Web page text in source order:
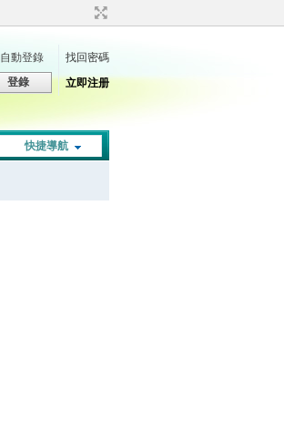
自動登錄
找回密碼
登錄 立即注册
快捷導航